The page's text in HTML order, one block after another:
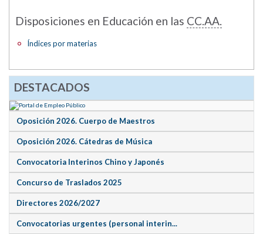
Disposiciones en Educación en las CC.AA.
Índices por materias
DESTACADOS
Oposición 2026. Cuerpo de Maestros
Oposición 2026. Cátedras de Música
Convocatoria Interinos Chino y Japonés
Concurso de Traslados 2025
Directores 2026/2027
Convocatorias urgentes (personal interin...